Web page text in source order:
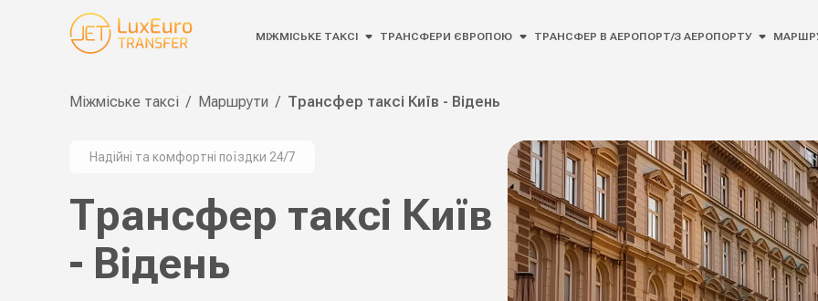
МІЖМІСЬКЕ ТАКСІ ТРАНСФЕРИ ЄВРОПОЮ ТРАНСФЕР В АЕРОПОРТ/З АЕРОПОРТУ
Міжміське таксі / Маршрути / Трансфер таксі Київ - Відень
Надійні та комфортні поїздки 24/7
Трансфер таксі Київ
- Відень